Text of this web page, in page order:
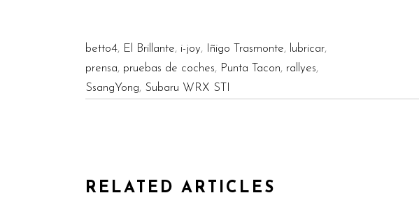
betto4, El Brillante, i-joy, Iñigo Trasmonte, lubricar,
prensa, pruebas de coches, Punta Tacon, rallyes,
SsangYong, Subaru WRX STI
RELATED ARTICLES